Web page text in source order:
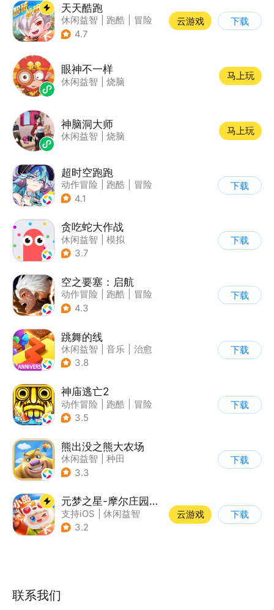
天天酷跑
休闲益智 跑酷
冒险
| 萌系
4.7
云游戏 下载
眼神不一样
休闲益智 烧脑
马上玩
神脑洞大师
休闲益智 烧脑
马上玩
超时空跑跑
动作冒险 跑酷
冒险
| 沙盒
4.1
下载
贪吃蛇大作战
休闲益智
模拟
| 贪吃蛇
3.7
下载
空之要塞：启航
动作冒险 跑酷
冒险
| 剧情
4.3
下载
跳舞的线
休闲益智 音乐
治愈
3.8
下载
神庙逃亡2
动作冒险 跑酷
冒险
| 欧美风
3.5
下载
熊出没之熊大农场
休闲益智
种田
| 田园生活
3.3
下载
元梦之星-摩尔庄园联动
支持iOS
休闲益智
| PvP
3.2
云游戏 下载
联系我们